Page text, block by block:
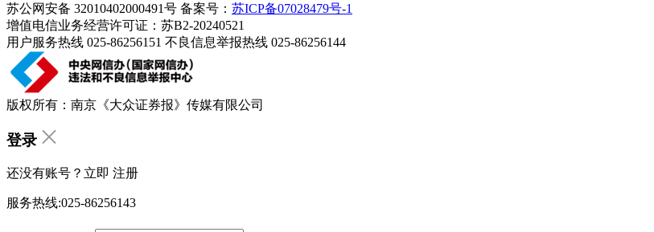
苏公网安备 32010402000491号 备案号： 苏ICP备07028479号-1
增值电信业务经营许可证：苏B2-20240521
用户服务热线 025-86256151 不良信息举报热线 025-86256144
版权所有：南京《大众证券报》传媒有限公司
登录
还没有账号？立即 注册
服务热线:025-86256143